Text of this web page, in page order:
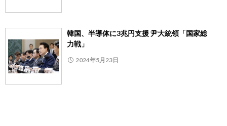
韓国、半導体に3兆円支援 尹大統領「国家総
力戦」
2024年5月23日